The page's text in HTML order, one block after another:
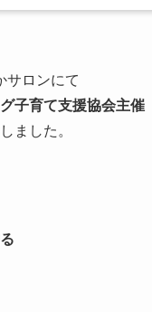
サロンにて
子育て支援協会主催
ました。